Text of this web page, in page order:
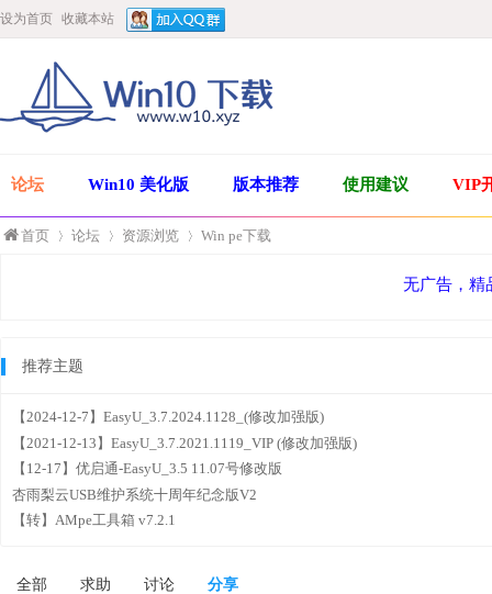
设为首页 收藏本站
论坛 Win10 美化版 版本推荐 使用建议 VIP
首页 论坛 资源浏览 Win pe下载
无广告，精
推荐主题
【2024-12-7】EasyU_3.7.2024.1128_(修改加强版)
【2021-12-13】EasyU_3.7.2021.1119_VIP (修改加强版)
【12-17】优启通-EasyU_3.5 11.07号修改版
杏雨梨云USB维护系统十周年纪念版V2
【转】AMpe工具箱 v7.2.1
全部 求助 讨论 分享